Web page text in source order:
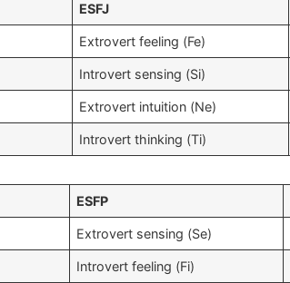
ESFJ
Extrovert feeling (Fe)
Introvert sensing (Si)
Extrovert intuition (Ne)
Introvert thinking (Ti)
ESFP
Extrovert sensing (Se)
Introvert feeling (Fi)